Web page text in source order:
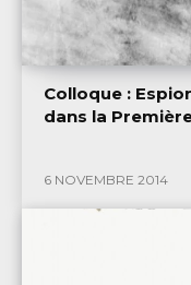
Colloque :
dans la
6 NOVEMBRE 2014